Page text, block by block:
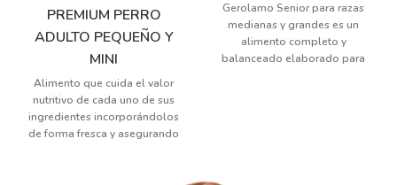
PREMIUM PERRO
ADULTO PEQUEÑO Y
MINI
Alimento que cuida el valor
nutritivo de cada uno de sus
ingredientes incorporándolos
de forma fresca y asegurando
Gerolamo Senior para razas
medianas y grandes es un
alimento completo y
balanceado elaborado para